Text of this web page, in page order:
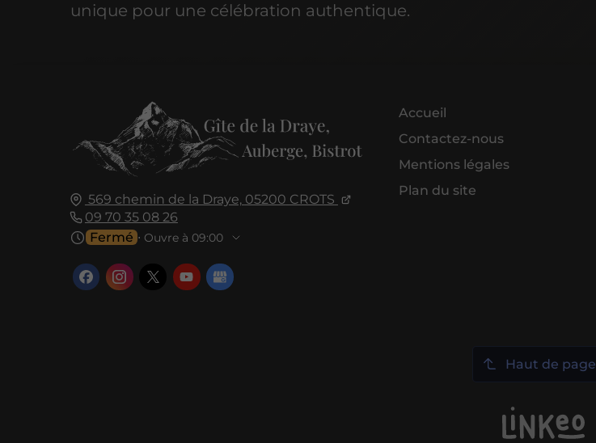
unique pour une célébration authentique.
569 chemin de la Draye, 05200 CROTS
09 70 35 08 26
Fermé ⋅ Ouvre à 09:00
Accueil
Contactez-nous
Mentions légales
Plan du site
Haut de page